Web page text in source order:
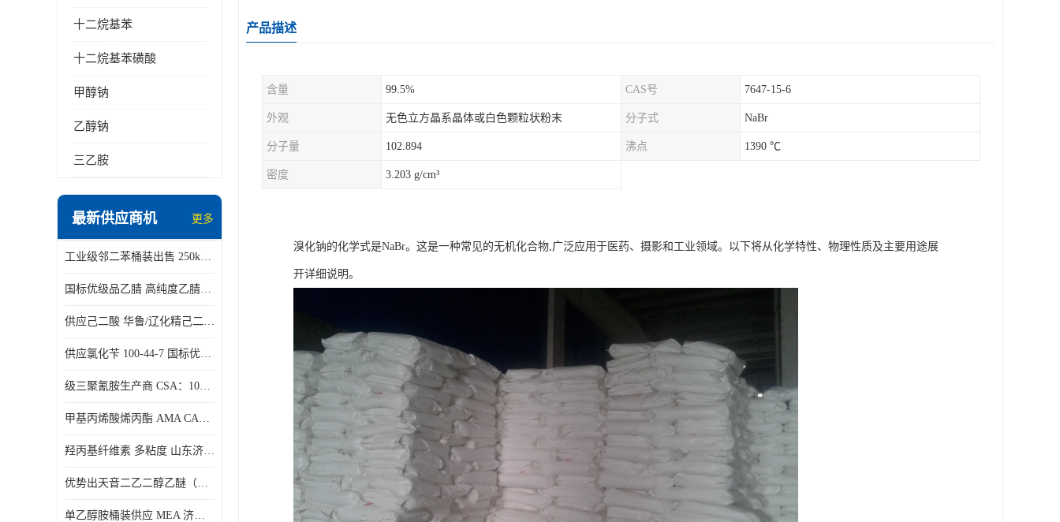
十二烷基苯
十二烷基苯磺酸
甲醇钠
乙醇钠
三乙胺
最新供应商机 更多
工业级邻二苯桶装出售 250kg/桶 95-50-1
国标优级品乙腈 高纯度乙腈桶装现货160kg桶
供应己二酸 华鲁/辽化精己二酸 大包装可分小包装现货
供应氯化苄 100-44-7 国标优等品苄基氯 一桶起发
级三聚氰胺生产商 CSA：108-78-1 济南发货
甲基丙烯酸烯丙酯 AMA CAS：96-05-9
羟丙基纤维素 多粘度 山东济南仓库发货
优势出天音二乙二醇乙醚（DPE）山东仓库发现货
单乙醇胺桶装供应 MEA 济南仓库发货 厂家
产品描述
含量 99.5% CAS号 7647-15-6
外观 无色立方晶系晶体或白色颗粒状粉末 分子式 NaBr
分子量 102.894 沸点 1390 ℃
密度 3.203 g/cm³
溴化钠的化学式是NaBr。这是一种常见的无机化合物,广泛应用于医药、摄影和工业领域。以下将从化学特性、物理性质及主要用途展
开详细说明。